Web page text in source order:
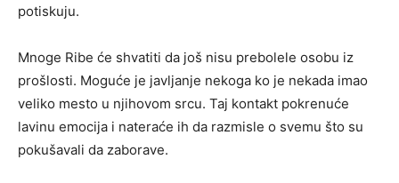
potiskuju.
Mnoge Ribe će shvatiti da još nisu prebolele osobu iz
prošlosti. Moguće je javljanje nekoga ko je nekada imao
veliko mesto u njihovom srcu. Taj kontakt pokrenuće
lavinu emocija i nateraće ih da razmisle o svemu što su
pokušavali da zaborave.